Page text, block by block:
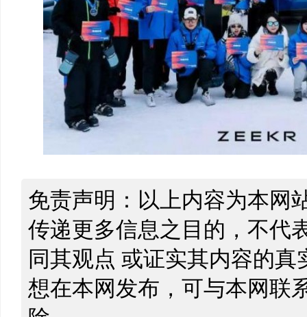
免责声明：以上内容为本网
传递更多信息之目的，不代
同其观点 或证实其内容的
想在本网发布，可与本网联